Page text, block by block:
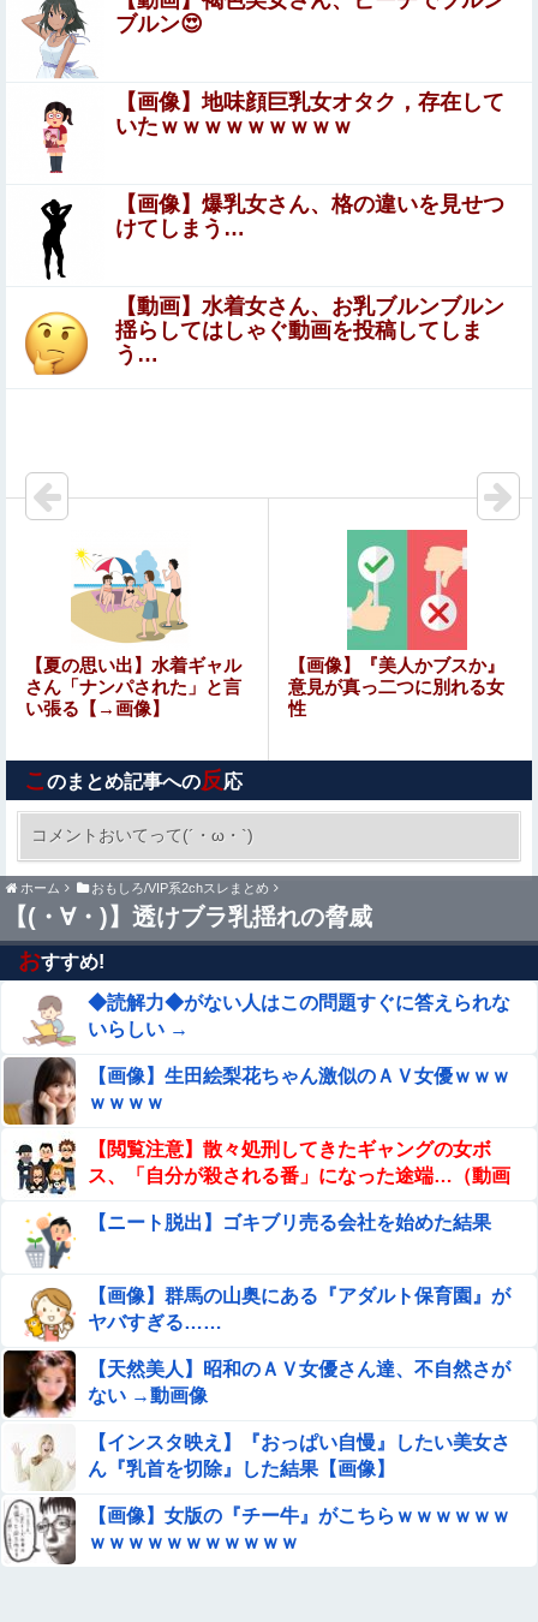
今iPhone 17 Pro Max買うってあり？
【画像】石川佳純さん(31)の体、エッッッッッッッッッッ
ッッッッッッッ！
【動画】御当地アイドルだった頃の今田美桜、レベチｗｗ
ｗｗｗｗｗｗｗｗｗｗｗｗｗｗｗｗ
ウトの還暦祝いにホテル食事会と孫手作りの湯のみを用
意。トメ「え？旅行じゃないの？周りは旅行なのに」図々
しすぎる暴言に絶句←孫の気持ちを無下にする最低ババア
やっぱり肉が好き
【動画】 移民ベトナム女達の宅飲み、レベチｗｗｗｗｗｗ
式会社」に変更ｗｗｗｗｗ他
フリマ民「あと500円値下げ出来ませんか????」ワイ「ほ
【ウマ娘】キングのお母さまの自伝を実践形式でレビュー
するラヴズ
SHEINのブラのレビューで画像有りのフィルタ使うと素人
のお○ぱい見放題ｗｗｗｗｗｗｗ
【悲報】高市政権「永住許可厳格化するわ」外国人さん
「もう日本ええわ…」
リアルで好きと言っても引かれないアニメ
【悲報】 風俗嬢と旅行に行った結果ｗｗｗｗｗｗｗｗｗｗ
ｗｗｗｗ
町の弁当屋「申し訳ないが消費税1%になったらその分商
品代を値上げするわ」
【朗報】爆胸の気象予報士さん、NHKから解き放たれる
【動画】高速道路を走行中の車からリアガラスが飛んでく
る事故(ﾟoﾟ)
【悲報】風俗嬢やってる女の末路ｗｗｗｗｗｗｗｗｗ
ｗｗ
イスラム教徒の10代男女の「お互いに体を触ってはいけな
いセ○クス」、逆にエロいんだが
『I"s〈アイズ〉』の桂正和さん、とんでもなくエ●チなパ
ンツを描く。これもう芸術だろ
【朗報】ガチのおひさまの本棚、ガチでエグい
wwwwwwww
手を使っても最強！『ブルーロック』主演・高橋文哉、始
球式でノーバン＆深い一礼に称賛【動画】他
ブルン😍
【画像】地味顔巨乳女オタク，存在して
いたｗｗｗｗｗｗｗｗｗ
【画像】爆乳女さん、格の違いを見せつ
けてしまう…
【動画】水着女さん、お乳ブルンブルン
揺らしてはしゃぐ動画を投稿してしま
う…
【夏の思い出】水着ギャル
さん「ナンパされた」と言
い張る【→画像】
【画像】『美人かブスか』
意見が真っ二つに別れる女
性
こ のまとめ記事への反応
コメントおいてって(´・ω・`)
ホーム おもしろ/VIP系2chスレまとめ
【(・∀・)】透けブラ乳揺れの脅威
おすすめ!
◆読解力◆がない人はこの問題すぐに答えられな
いらしい →
【画像】生田絵梨花ちゃん激似のＡＶ女優ｗｗｗ
ｗｗｗｗ
【閲覧注意】散々処刑してきたギャングの女ボ
ス、「自分が殺される番」になった途端…（動画
【ニート脱出】ゴキブリ売る会社を始めた結果
【画像】群馬の山奥にある『アダルト保育園』が
ヤバすぎる……
【天然美人】昭和のＡＶ女優さん達、不自然さが
ない →動画像
【インスタ映え】『おっぱい自慢』したい美女さ
ん『乳首を切除』した結果【画像】
【画像】女版の『チー牛』がこちらｗｗｗｗｗｗ
ｗｗｗｗｗｗｗｗｗｗｗ